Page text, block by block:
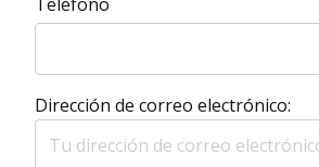
Dirección de correo electrónico: